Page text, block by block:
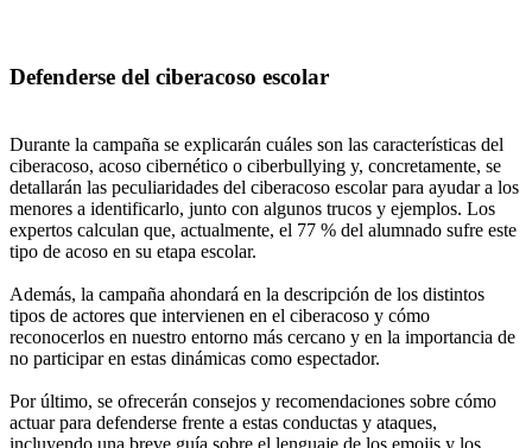
Defenderse del ciberacoso escolar
Durante la campaña se explicarán cuáles son las características del
ciberacoso, acoso cibernético o ciberbullying y, concretamente, se
detallarán las peculiaridades del ciberacoso escolar para ayudar a los
menores a identificarlo, junto con algunos trucos y ejemplos. Los
expertos calculan que, actualmente, el 77 % del alumnado sufre este
tipo de acoso en su etapa escolar.
Además, la campaña ahondará en la descripción de los distintos
tipos de actores que intervienen en el ciberacoso y cómo
reconocerlos en nuestro entorno más cercano y en la importancia de
no participar en estas dinámicas como espectador.
Por último, se ofrecerán consejos y recomendaciones sobre cómo
actuar para defenderse frente a estas conductas y ataques,
incluyendo una breve guía sobre el lenguaje de los emojis y los